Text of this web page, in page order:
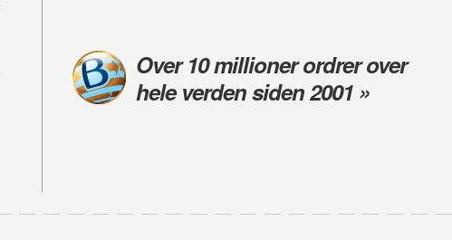
Over 10 millioner ordrer over
hele verden siden 2001 »